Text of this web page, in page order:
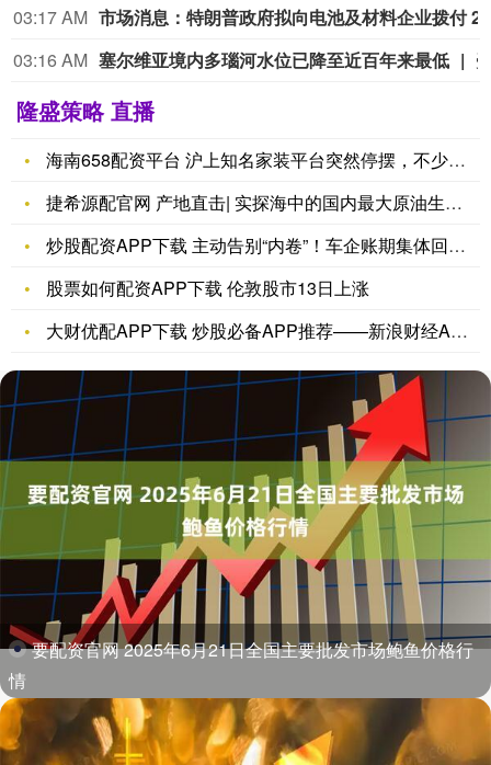
03:17 AM
03:16 AM 塞尔维亚境内多瑙河水位已降至近百年来最低
隆盛策略 直播
海南658配资平台 沪上知名家装平台突然停摆，不少人被深套：
捷希源配官网 产地直击| 实探海中的国内最大原油生产基地，何
炒股配资APP下载 主动告别“内卷”！车企账期集体回落！行业
股票如何配资APP下载 伦敦股市13日上涨
大财优配APP下载 炒股必备APP推荐——新浪财经APP为何
要配资官网 2025年6月21日全国主要批发市场鲍鱼价格行
情